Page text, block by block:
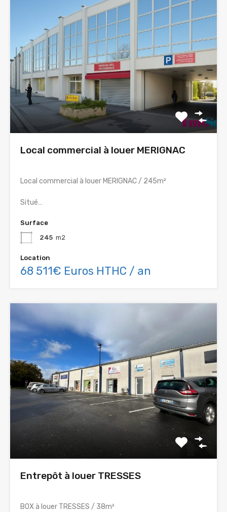
Local commercial à louer MERIGNAC
Local commercial à louer MERIGNAC / 245m²
Situé…
Surface
245 m2
Location
68 511€ Euros HTHC / an
Entrepôt à louer TRESSES
BOX à louer TRESSES / 38m²